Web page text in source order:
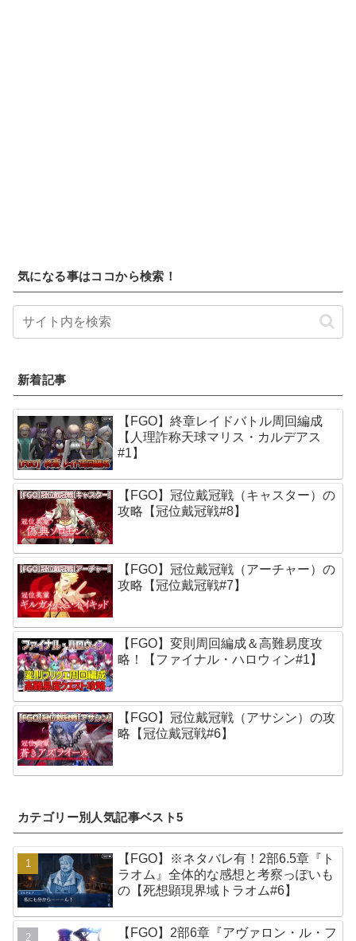
気になる事はココから検索！
新着記事
【FGO】終章レイドバトル周回編成
【人理詐称天球マリス・カルデアス
#1】
【FGO】冠位戴冠戦（キャスター）の
攻略【冠位戴冠戦#8】
【FGO】冠位戴冠戦（アーチャー）の
攻略【冠位戴冠戦#7】
【FGO】変則周回編成＆高難易度攻
略！【ファイナル・ハロウィン#1】
【FGO】冠位戴冠戦（アサシン）の攻
略【冠位戴冠戦#6】
カテゴリー別人気記事ベスト5
【FGO】※ネタバレ有！2部6.5章『ト
ラオム』全体的な感想と考察っぽいも
の【死想顕現界域トラオム#6】
【FGO】2部6章『アヴァロン・ル・フ